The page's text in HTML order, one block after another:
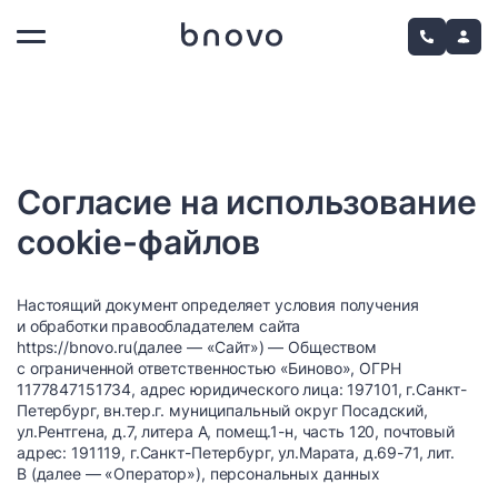
Согласие на использование
cookie-файлов
Настоящий документ определяет условия получения
и обработки правообладателем сайта
https://bnovo.ru(далее — «Сайт») — Обществом
с ограниченной ответственностью «Биново», ОГРН
1177847151734, адрес юридического лица: 197101, г.Санкт-
Петербург, вн.тер.г. муниципальный округ Посадский,
ул.Рентгена, д.7, литера А, помещ.1-н, часть 120, почтовый
адрес: 191119, г.Санкт-Петербург, ул.Марата, д.69-71, лит.
В (далее — «Оператор»), персональных данных